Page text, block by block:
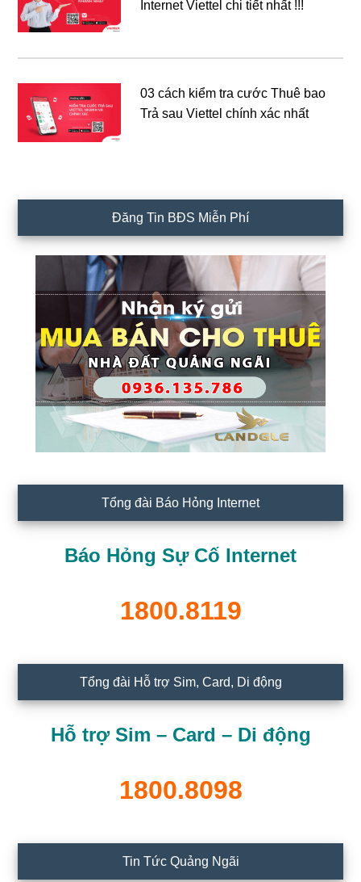
Internet Viettel chi tiết nhất !!!
03 cách kiểm tra cước Thuê bao
Trả sau Viettel chính xác nhất
Đăng Tin BĐS Miễn Phí
Tổng đài Báo Hỏng Internet
Báo Hỏng Sự Cố Internet
1800.8119
Tổng đài Hỗ trợ Sim, Card, Di động
Hỗ trợ Sim – Card – Di động
1800.8098
Tin Tức Quảng Ngãi